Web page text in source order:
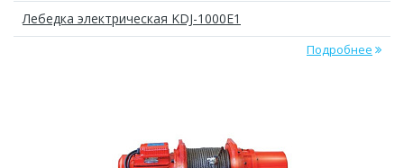
Лебедка электрическая KDJ-1000E1
Подробнее